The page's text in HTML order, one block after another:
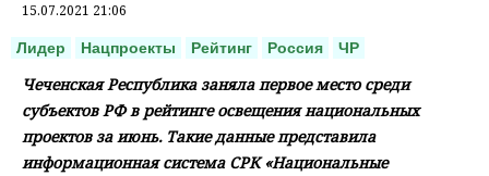
15.07.2021 21:06
Лидер Нацпроекты Рейтинг Россия ЧР
Чеченская Республика заняла первое место среди
субъектов РФ в рейтинге освещения национальных
проектов за июнь. Такие данные представила
информационная система СРК «Национальные